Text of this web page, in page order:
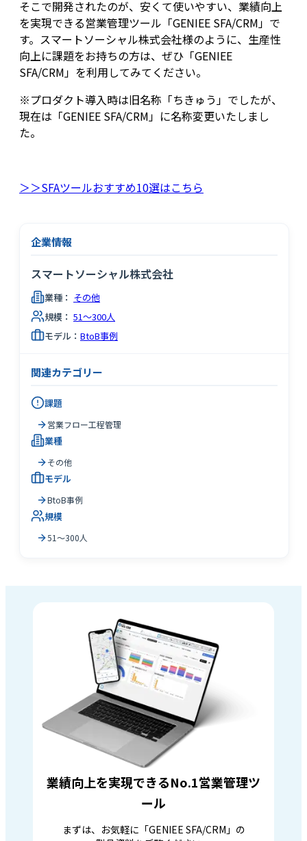
そこで開発されたのが、安くて使いやすい、業績向上
を実現できる営業管理ツール「GENIEE SFA/CRM」で
す。スマートソーシャル株式会社様のように、生産性
向上に課題をお持ちの方は、ぜひ「GENIEE
SFA/CRM」を利用してみてください。
※プロダクト導入時は旧名称「ちきゅう」でしたが、
現在は「GENIEE SFA/CRM」に名称変更いたしまし
た。
＞＞SFAツールおすすめ10選はこちら
企業情報
スマートソーシャル株式会社
業種： その他
規模： 51～300人
モデル： BtoB事例
関連カテゴリー
課題
営業フロー工程管理
業種
その他
モデル
BtoB事例
規模
51～300人
業績向上を実現できるNo.1営業管理ツ
ール
まずは、お気軽に「GENIEE SFA/CRM」の